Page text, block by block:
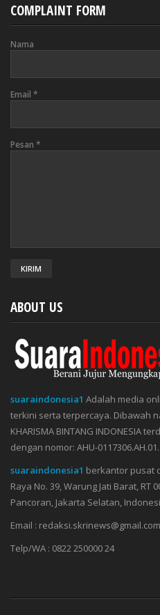
COMPLAINT FORM
Nama
Email *
Pesan *
ABOUT US
suaraindonesia1 Adalah media
terkini serta terpercaya. Dibawah
KHARISMA BINTANG INDONESIA
dengan nomor: AHU-
suaraindonesia1 berkantor pusat
Raya No. 39, Warung Jati Barat, RT
Pancoran, Jakarta Selatan,
Email : redaksi.skrinews@gmail.com
Telp/WA : 0822 250000 24